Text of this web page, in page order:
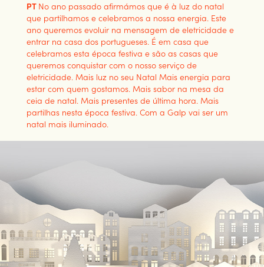
PT No ano passado afirmámos que é à luz do natal
que partilhamos e celebramos a nossa energia. Este
ano queremos evoluir na mensagem de eletricidade e
entrar na casa dos portugueses. É em casa que
celebramos esta época festiva e são as casas que
queremos conquistar com o nosso serviço de
eletricidade. Mais luz no seu Natal Mais energia para
estar com quem gostamos. Mais sabor na mesa da
ceia de natal. Mais presentes de última hora. Mais
partilhas nesta época festiva. Com a Galp vai ser um
natal mais iluminado.